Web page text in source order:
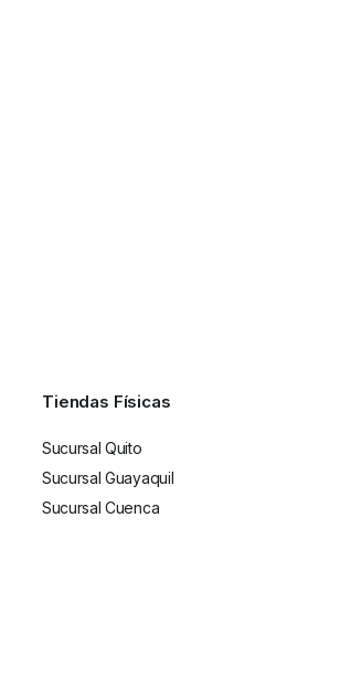
Tiendas Físicas
Sucursal Quito
Sucursal Guayaquil
Sucursal Cuenca